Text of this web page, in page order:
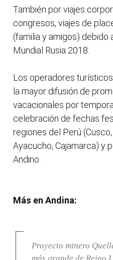
También por viajes
congresos, viajes de
(familia y amigos) debido
Mundial Rusia 2018.
Los operadores
la mayor difusión de
vacacionales por
celebración de fechas
regiones del Perú
Ayacucho, Cajamarca) y
Andino.
Más en Andina:
Proyecto minero
más grande de Reino